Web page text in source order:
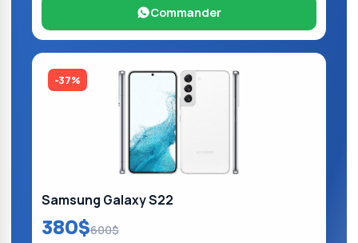
Commander
-37%
Samsung Galaxy S22
380$600$